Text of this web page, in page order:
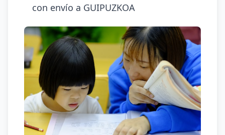
con envío a GUIPUZKOA